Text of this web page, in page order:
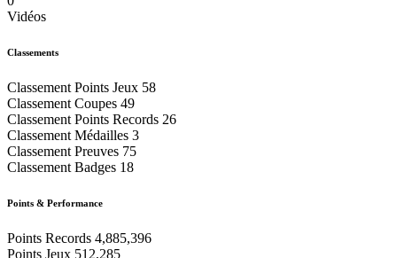
Vidéos
Classements
Classement Points Jeux 58
Classement Coupes 49
Classement Points Records 26
Classement Médailles 3
Classement Preuves 75
Classement Badges 18
Points & Performance
Points Records 4,885,396
Points Jeux 512,285